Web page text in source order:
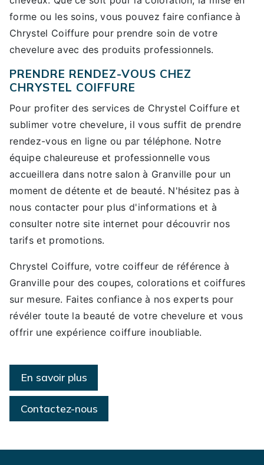
forme ou les soins, vous pouvez faire confiance à
Chrystel Coiffure pour prendre soin de votre
chevelure avec des produits professionnels.
PRENDRE RENDEZ-VOUS CHEZ
CHRYSTEL COIFFURE
Pour profiter des services de Chrystel Coiffure et
sublimer votre chevelure, il vous suffit de prendre
rendez-vous en ligne ou par téléphone. Notre
équipe chaleureuse et professionnelle vous
accueillera dans notre salon à Granville pour un
moment de détente et de beauté. N'hésitez pas à
nous contacter pour plus d'informations et à
consulter notre site internet pour découvrir nos
tarifs et promotions.
Chrystel Coiffure, votre coiffeur de référence à
Granville pour des coupes, colorations et coiffures
sur mesure. Faites confiance à nos experts pour
révéler toute la beauté de votre chevelure et vous
offrir une expérience coiffure inoubliable.
En savoir plus
Contactez-nous